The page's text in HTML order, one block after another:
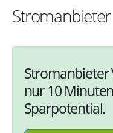
Stromanbieter
nur 10
Sparpotential.